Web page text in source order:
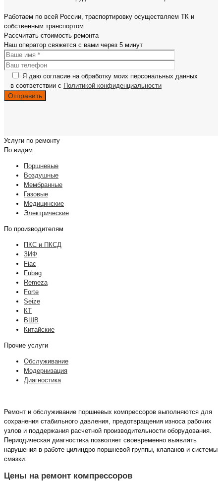
Работаем по всей России, траспортировку осуществляем ТК и
собственным транспортом
Рассчитать стоимость ремонта
Наш оператор свяжется с вами через 5 минут
Я даю согласие на обработку моих персональных данных
в соответствии с Политикой конфиденциальности
Услуги по ремонту
По видам
Поршневые
Воздушные
Мембранные
Газовые
Медицинские
Электрические
По производителям
ПКС и ПКСД
ЗИФ
Fiac
Fubag
Remeza
Forte
Seize
КТ
ВШВ
Китайские
Прочие услуги
Обслуживание
Модернизация
Диагностика
Ремонт и обслуживание поршневых компрессоров выполняются для
сохранения стабильного давления, предотвращения износа рабочих
узлов и поддержания расчетной производительности оборудования.
Периодическая диагностика позволяет своевременно выявлять
нарушения в работе цилиндро-поршневой группы, клапанов и системы
смазки.
Цены на ремонт компрессоров